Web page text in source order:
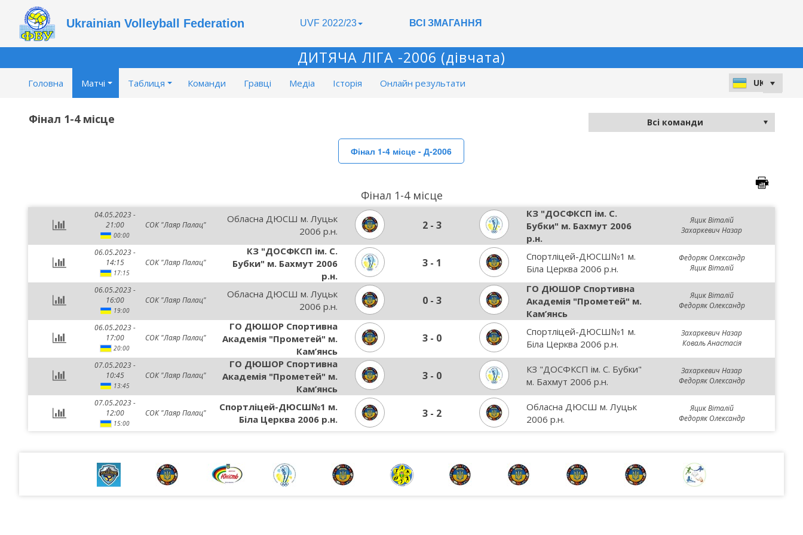
Ukrainian Volleyball Federation UVF 2022/23 ВСІ ЗМАГАННЯ
ДИТЯЧА ЛІГА -2006 (дівчата)
Головна Матчі Таблиця Команди Гравці Медіа Історія Онлайн результати
Фінал 1-4 місце
Фінал 1-4 місце - Д-2006
Фінал 1-4 місце
04.05.2023 -
21:00
00:00
СОК "Лаяр Палац"
Обласна ДЮСШ м. Луцьк
2006 р.н.
2 - 3
КЗ "ДОСФКСП ім. С.
Бубки" м. Бахмут 2006
р.н.
Яцик Віталій
Захаркевич Назар
06.05.2023 -
14:15
17:15
СОК "Лаяр Палац"
КЗ "ДОСФКСП ім. С.
Бубки" м. Бахмут 2006
р.н.
3 - 1
Спортліцей-ДЮСШ№1 м.
Біла Церква 2006 р.н.
Федоряк Олександр
Яцик Віталій
06.05.2023 -
16:00
19:00
СОК "Лаяр Палац"
Обласна ДЮСШ м. Луцьк
2006 р.н.
0 - 3
ГО ДЮШОР Спортивна
Академія "Прометей" м.
Кам’янсь
Яцик Віталій
Федоряк Олександр
06.05.2023 -
17:00
20:00
СОК "Лаяр Палац"
ГО ДЮШОР Спортивна
Академія "Прометей" м.
Кам’янсь
3 - 0
Спортліцей-ДЮСШ№1 м.
Біла Церква 2006 р.н.
Захаркевич Назар
Коваль Анастасія
07.05.2023 -
10:45
13:45
СОК "Лаяр Палац"
ГО ДЮШОР Спортивна
Академія "Прометей" м.
Кам’янсь
3 - 0
КЗ "ДОСФКСП ім. С. Бубки"
м. Бахмут 2006 р.н.
Захаркевич Назар
Федоряк Олександр
07.05.2023 -
12:00
15:00
СОК "Лаяр Палац"
Спортліцей-ДЮСШ№1 м.
Біла Церква 2006 р.н.
3 - 2
Обласна ДЮСШ м. Луцьк
2006 р.н.
Яцик Віталій
Федоряк Олександр